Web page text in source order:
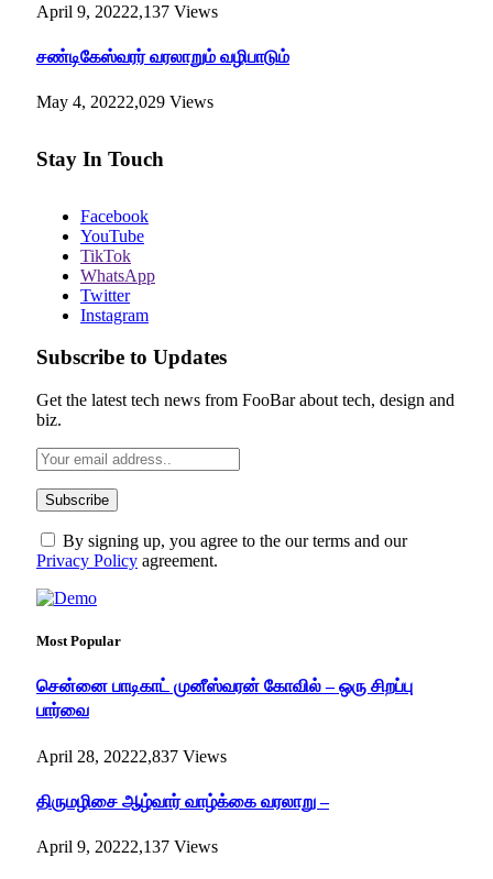
April 9, 20222,137 Views
சண்டிகேஸ்வரர் வரலாறும் வழிபாடும்
May 4, 20222,029 Views
Stay In Touch
Facebook
YouTube
TikTok
WhatsApp
Twitter
Instagram
Subscribe to Updates
Get the latest tech news from FooBar about tech, design and
biz.
By signing up, you agree to the our terms and our
Privacy Policy agreement.
Most Popular
சென்னை பாடிகாட் முனீஸ்வரன் கோவில் – ஒரு சிறப்பு
பார்வை
April 28, 20222,837 Views
திருமழிசை ஆழ்வார் வாழ்க்கை வரலாறு –
April 9, 20222,137 Views